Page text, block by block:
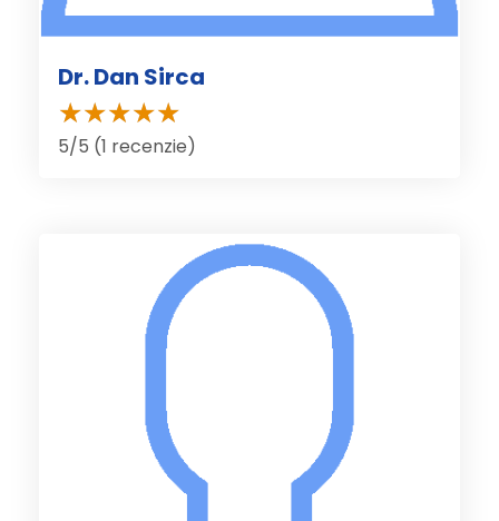
Dr. Dan Sirca
5/5 (1 recenzie)